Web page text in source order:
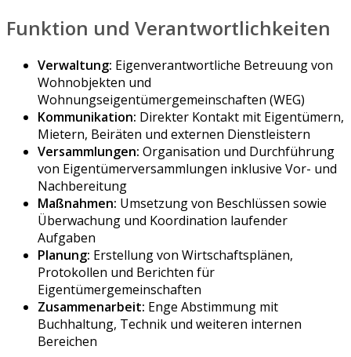
Funktion und Verantwortlichkeiten
Verwaltung: Eigenverantwortliche Betreuung von
Wohnobjekten und
Wohnungseigentümergemeinschaften (WEG)
Kommunikation: Direkter Kontakt mit Eigentümern,
Mietern, Beiräten und externen Dienstleistern
Versammlungen: Organisation und Durchführung
von Eigentümerversammlungen inklusive Vor- und
Nachbereitung
Maßnahmen: Umsetzung von Beschlüssen sowie
Überwachung und Koordination laufender
Aufgaben
Planung: Erstellung von Wirtschaftsplänen,
Protokollen und Berichten für
Eigentümergemeinschaften
Zusammenarbeit: Enge Abstimmung mit
Buchhaltung, Technik und weiteren internen
Bereichen